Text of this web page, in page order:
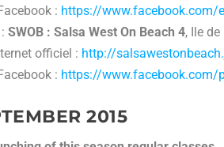
: https://www.facebook.com/
:SWOB : Salsa West On Beach 4, Ile de
officiel : http://
: https://www.facebook.com/
2015